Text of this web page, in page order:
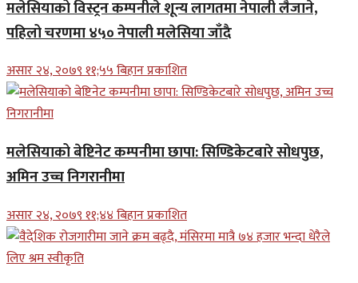
मलेसियाको विस्ट्रन कम्पनीले शून्य लागतमा नेपाली लैजाने,
पहिलो चरणमा ४५० नेपाली मलेसिया जाँदै
असार २४, २०७९ ११;५५ बिहान प्रकाशित
मलेसियाको बेष्टिनेट कम्पनीमा छापा: सिण्डिकेटबारे सोधपुछ,
अमिन उच्च निगरानीमा
असार २४, २०७९ ११;४४ बिहान प्रकाशित